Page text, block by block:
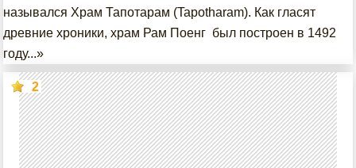
назывался Храм Тапотарам (Tapotharam). Как гласят
древние хроники, храм Рам Поенг был построен в 1492
году...»
2